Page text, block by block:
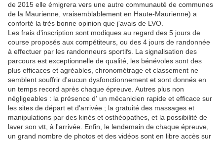
de 2015 elle émigrera vers une autre communauté de communes
de la Maurienne, vraisemblablement en Haute-Maurienne) a
conforté la très bonne opinion que j'avais de LVO.
Les frais d'inscription sont modiques au regard des 5 jours de
course proposés aux compétiteurs, ou des 4 jours de randonnée
à effectuer par les randonneurs sportifs. La signalisation des
parcours est exceptionnelle de qualité, les bénévoles sont des
plus efficaces et agréables, chronométrage et classement ne
semblent souffrir d'aucun dysfonctionnement et sont donnés en
un temps record après chaque épreuve. Autres plus non
négligeables : la présence d' un mécanicien rapide et efficace sur
les sites de départ et d'arrivée ; la gratuité des massages et
manipulations par des kinés et osthéopathes, et la possibilité de
laver son vtt, à l'arrivée. Enfin, le lendemain de chaque épreuve,
un grand nombre de photos et des vidéos sont en libre accès sur